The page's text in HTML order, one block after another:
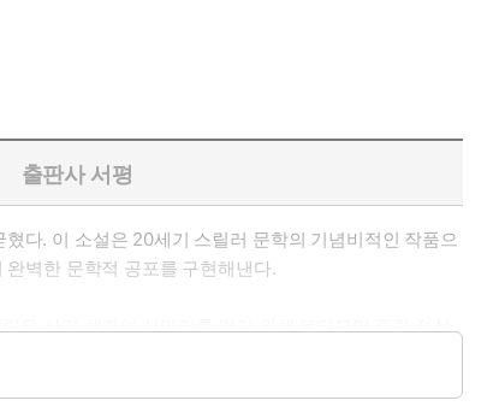
출판사 서평
다. 이 소설은 20세기 스릴러 문학의 기념비적인 작품으
벽한 문학적 공포를 구현해낸다.
은 사건 해결의 실마리를 얻기 위해 볼티모어 주립 정신
로 수감된 그는 유명한 정신과 의사였다. 스탈링은 그와